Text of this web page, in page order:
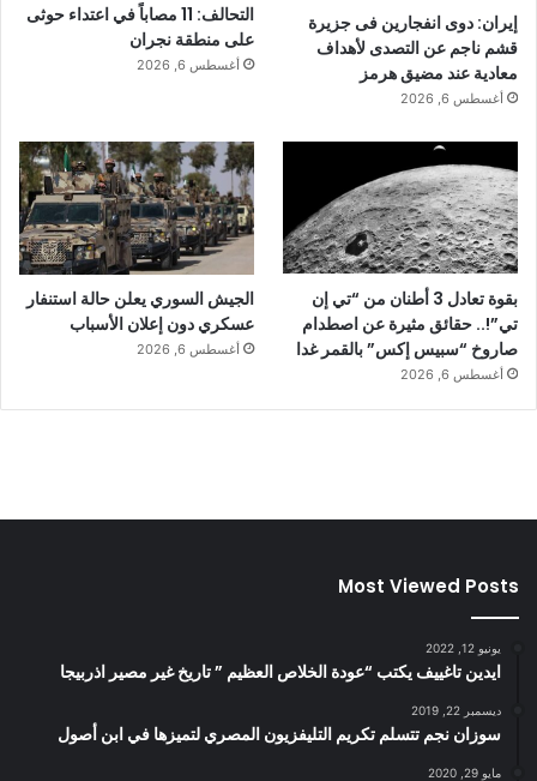
إيران: دوى انفجارين فى جزيرة
قشم ناجم عن التصدى لأهداف
معادية عند مضيق هرمز
أغسطس 6, 2026
التحالف: 11 مصاباً في اعتداء حوثى
على منطقة نجران
أغسطس 6, 2026
بقوة تعادل 3 أطنان من “تي إن
تي”!.. حقائق مثيرة عن اصطدام
صاروخ “سبيس إكس” بالقمر غدا
أغسطس 6, 2026
الجيش السوري يعلن حالة استنفار
عسكري دون إعلان الأسباب
أغسطس 6, 2026
Most Viewed Posts
يونيو 12, 2022
ايدين تاغييف يكتب “عودة الخلاص العظيم ” تاريخ غير مصير اذربيجا
ديسمبر 22, 2019
سوزان نجم تتسلم تكريم التليفزيون المصري لتميزها في ابن أصول
مايو 29, 2020